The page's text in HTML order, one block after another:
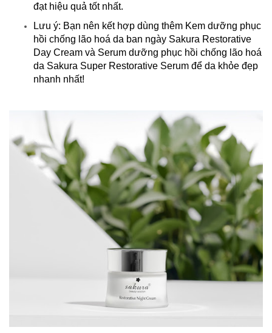
đạt hiệu quả tốt nhất.
Lưu ý: Bạn nên kết hợp dùng thêm Kem dưỡng phục
hồi chống lão hoá da ban ngày Sakura Restorative
Day Cream và Serum dưỡng phục hồi chống lão hoá
da Sakura Super Restorative Serum để da khỏe đẹp
nhanh nhất!